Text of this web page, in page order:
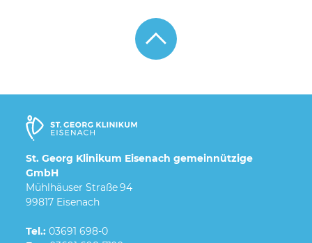
St. Georg Klinikum Eisenach gemeinnützige
GmbH
Mühlhäuser Straße 94
99817 Eisenach
Tel.: 03691 698-0